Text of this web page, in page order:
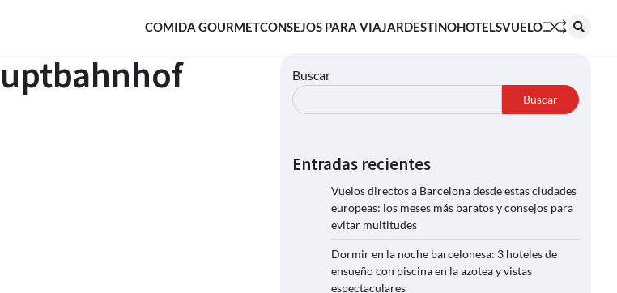
COMIDA GOURMETCONSEJOS PARA VIAJARDESTINOHOTELSVUELO
Buscar
Buscar
Entradas recientes
Vuelos directos a Barcelona desde estas ciudades
europeas: los meses más baratos y consejos para
evitar multitudes
Dormir en la noche barcelonesa: 3 hoteles de
ensueño con piscina en la azotea y vistas
espectaculares